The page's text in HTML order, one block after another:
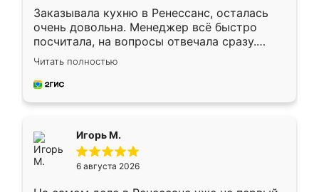
Заказывала кухню в Ренессанс, осталась
очень довольна. Менеджер всё быстро
посчитала, на вопросы отвечала сразу.
Замерщик приехал в субботу, подошёл к
делу со всей ответственностью. Собрали
за день, ребята работали аккуратно, даже
Читать полностью
Игорь М.
6 августа 2026